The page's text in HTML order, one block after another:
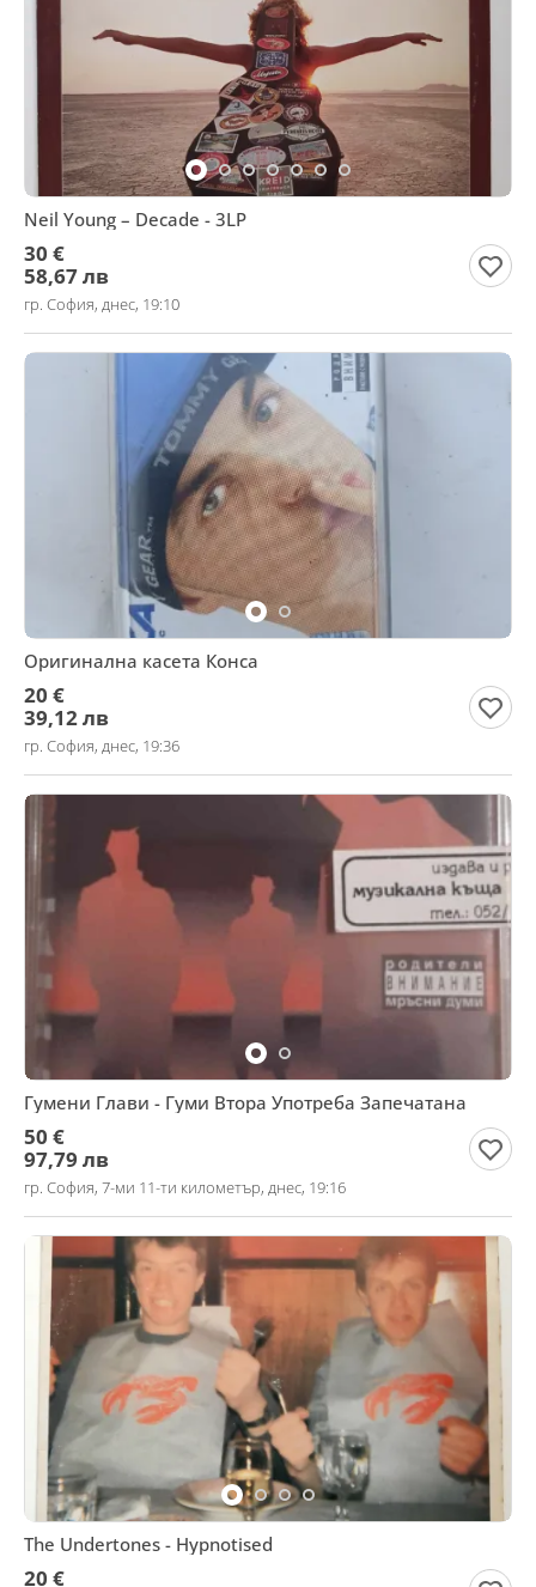
Neil Young – Decade - 3LP
30 €
58,67 лв
гр. София, днес, 19:10
Оригинална касета Конса
20 €
39,12 лв
гр. София, днес, 19:36
Гумени Глави - Гуми Втора Употреба Запечатана
50 €
97,79 лв
гр. София, 7-ми 11-ти километър, днес, 19:16
The Undertones - Hypnotised
20 €